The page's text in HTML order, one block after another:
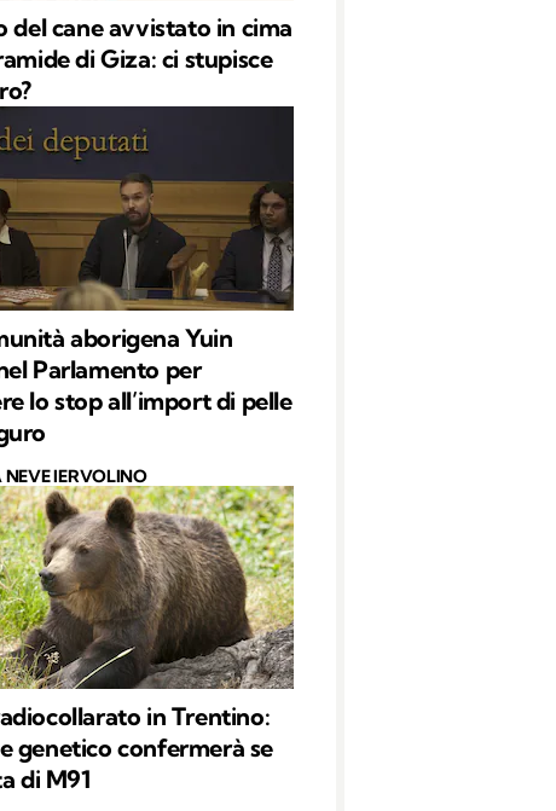
del cane avvistato in cima
di Giza: ci stupisce
aborigena Yuin
Parlamento per
lo stop all’import di pelle
IERVOLINO
in Trentino:
genetico confermerà se
di M91